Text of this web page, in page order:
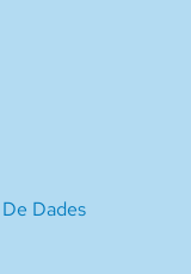
Dades